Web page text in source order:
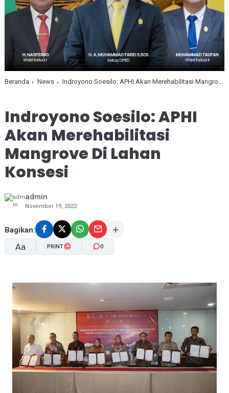
Beranda News Indroyono Soesilo: APHI Akan Merehabilitasi Mangrove Di Lahan Konsesi
Indroyono Soesilo: APHI
Akan Merehabilitasi
Mangrove Di Lahan
Konsesi
admin
November 19, 2022
Bagikan:
Aa PRINT 0